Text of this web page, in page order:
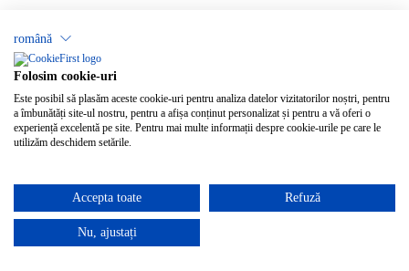
română
Folosim cookie-uri
Este posibil să plasăm aceste cookie-uri pentru analiza datelor vizitatorilor noștri, pentru
a îmbunătăți site-ul nostru, pentru a afișa conținut personalizat și pentru a vă oferi o
experiență excelentă pe site. Pentru mai multe informații despre cookie-urile pe care le
utilizăm deschidem setările.
Accepta toate Refuză
Nu, ajustați